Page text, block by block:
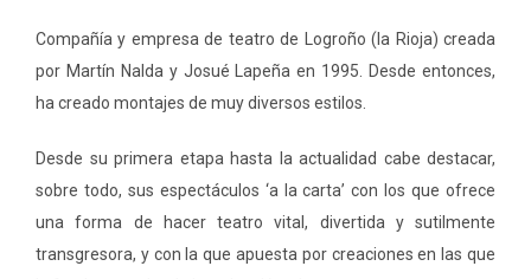
Compañía y empresa de teatro de Logroño (la Rioja) creada
por Martín Nalda y Josué Lapeña en 1995. Desde entonces,
ha creado montajes de muy diversos estilos.
Desde su primera etapa hasta la actualidad cabe destacar,
sobre todo, sus espectáculos ‘a la carta’ con los que ofrece
una forma de hacer teatro vital, divertida y sutilmente
transgresora, y con la que apuesta por creaciones en las que